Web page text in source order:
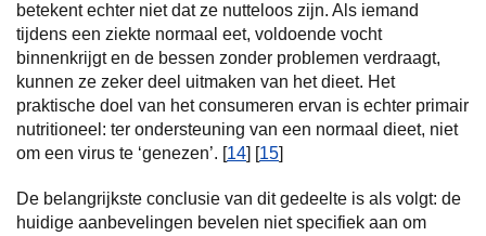
betekent echter niet dat ze nutteloos zijn. Als iemand
tijdens een ziekte normaal eet, voldoende vocht
binnenkrijgt en de bessen zonder problemen verdraagt,
kunnen ze zeker deel uitmaken van het dieet. Het
praktische doel van het consumeren ervan is echter primair
nutritioneel: ter ondersteuning van een normaal dieet, niet
om een virus te ‘genezen’. [14] [15]
De belangrijkste conclusie van dit gedeelte is als volgt: de
huidige aanbevelingen bevelen niet specifiek aan om